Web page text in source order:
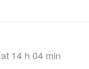
14 h 04 min